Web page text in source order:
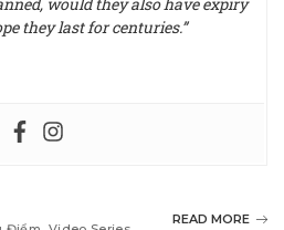
they last for centuries.”
READ MORE